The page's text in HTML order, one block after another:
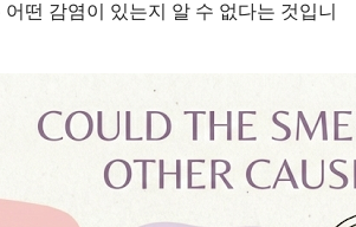
떤 감염이 있는지 알 수 없다는 것입니